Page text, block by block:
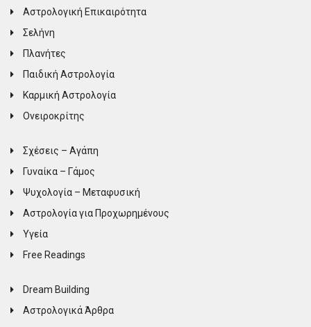
Αστρολογική Επικαιρότητα
Σελήνη
Πλανήτες
Παιδική Αστρολογία
Καρμική Αστρολογία
Ονειροκρίτης
Σχέσεις – Αγάπη
Γυναίκα – Γάμος
Ψυχολογία – Μεταφυσική
Αστρολογία για Προχωρημένους
Υγεία
Free Readings
Dream Building
Αστρολογικά Άρθρα